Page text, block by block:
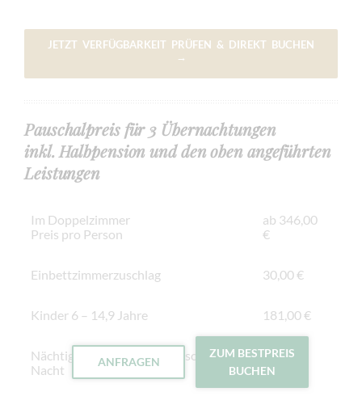
JETZT VERFÜGBARKEIT PRÜFEN & DIREKT BUCHEN
→
Pauschalpreis für 3 Übernachtungen
inkl. Halbpension und den oben angeführten
Leistungen
Im Doppelzimmer
Preis pro Person
ab 346,00
€
Einbettzimmerzuschlag 30,00 €
Kinder 6 – 14,9 Jahre 181,00 €
Nächtigungsabgabe pro Person und
Nacht
2,50 €
ANFRAGEN
ZUM BESTPREIS
BUCHEN